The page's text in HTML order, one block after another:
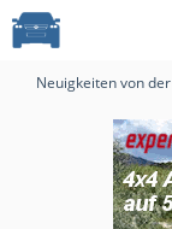
Neuigkeiten von